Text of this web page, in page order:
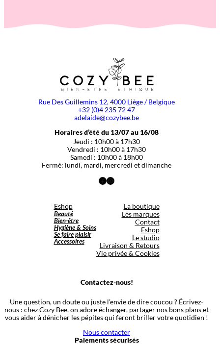
Rue Des Guillemins 12, 4000 Liège / Belgique
+32 (0)4 235 72 47
adelaide@cozybee.be
Horaires d’été du 13/07 au 16/08
Jeudi : 10h00 à 17h30
Vendredi : 10h00 à 17h30
Samedi : 10h00 à 18h00
Fermé: lundi, mardi, mercredi et dimanche
Facebook
Instagram
Eshop
Beauté
Bien-être
Hygiène & Soins
Se faire plaisir
Accessoires
La boutique
Les marques
Contact
Eshop
Le studio
Livraison & Retours
Vie privée & Cookies
Contactez-nous!
Une question, un doute ou juste l’envie de dire coucou ? Écrivez-
nous : chez Cozy Bee, on adore échanger, partager nos bons plans et
vous aider à dénicher les pépites qui feront briller votre quotidien !
Nous contacter
Paiements sécurisés